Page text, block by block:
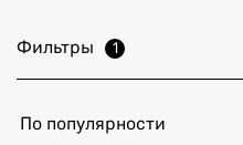
Фильтры 1
По популярности